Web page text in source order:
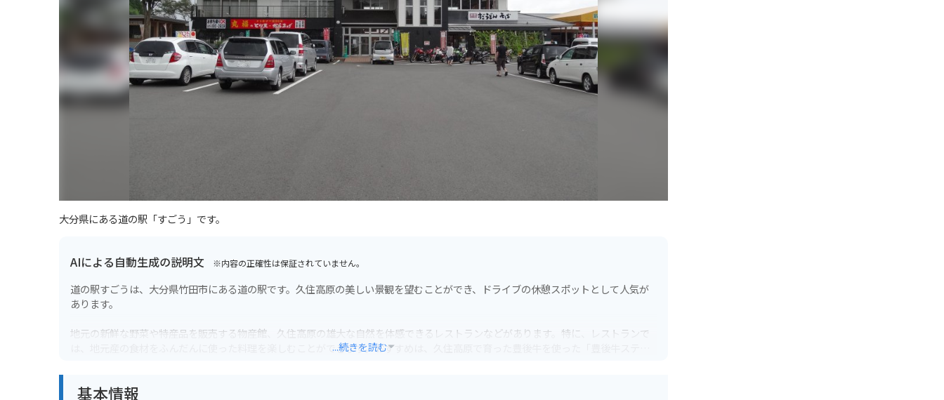
大分県にある道の駅「すごう」です。
AIによる自動生成の説明文 ※内容の正確性は保証されていません。
道の駅すごうは、大分県竹田市にある道の駅です。久住高原の美しい景観を望むことができ、ドライブの休憩スポットとして人気が
あります。
地元の新鮮な野菜や特産品を販売する物産館、久住高原の雄大な自然を体感できるレストランなどがあります。特に、レストランで
は、地元産の食材をふんだんに使った料理を楽しむことができます。おすすめは、久住高原で育った豊後牛を使った「豊後牛ステー
バイクで訪れる場合、道の駅すごうは、やまなみハイウェイ沿いにあるため、ツーリングの拠点としても最適です。広々とした駐車
...続きを読む
基本情報